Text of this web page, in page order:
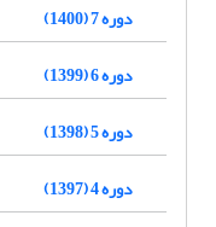
دوره 7 (1400)
دوره 6 (1399)
دوره 5 (1398)
دوره 4 (1397)